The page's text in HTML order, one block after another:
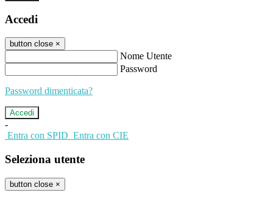
Accedi
button close ×
Nome Utente
Password
Password dimenticata?
-
Entra con SPID Entra con CIE
Seleziona utente
button close ×